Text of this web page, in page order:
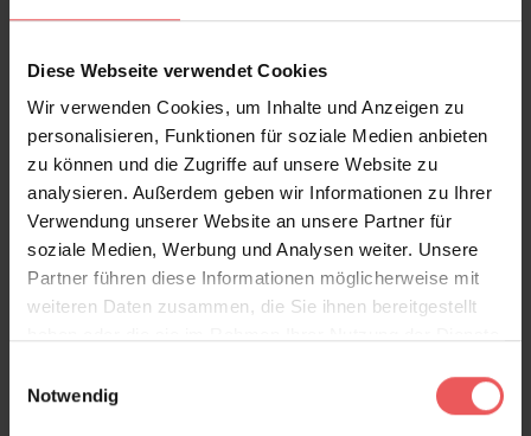
Diese Webseite verwendet Cookies
Wir verwenden Cookies, um Inhalte und Anzeigen zu
personalisieren, Funktionen für soziale Medien anbieten
zu können und die Zugriffe auf unsere Website zu
analysieren. Außerdem geben wir Informationen zu Ihrer
Verwendung unserer Website an unsere Partner für
soziale Medien, Werbung und Analysen weiter. Unsere
Partner führen diese Informationen möglicherweise mit
weiteren Daten zusammen, die Sie ihnen bereitgestellt
Notwendig
FAQ
Sie haben Fragen zum Produkt?
Frage stellen
+49 (0)221 932 81 82